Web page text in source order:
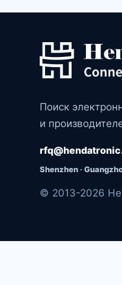
Поиск
и
Shenzhen ·
© 2013-2026